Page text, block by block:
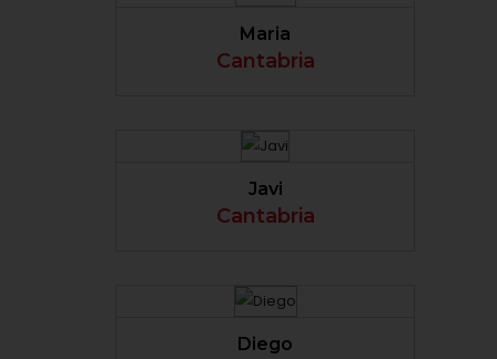
Maria
Cantabria
Javi
Cantabria
Diego